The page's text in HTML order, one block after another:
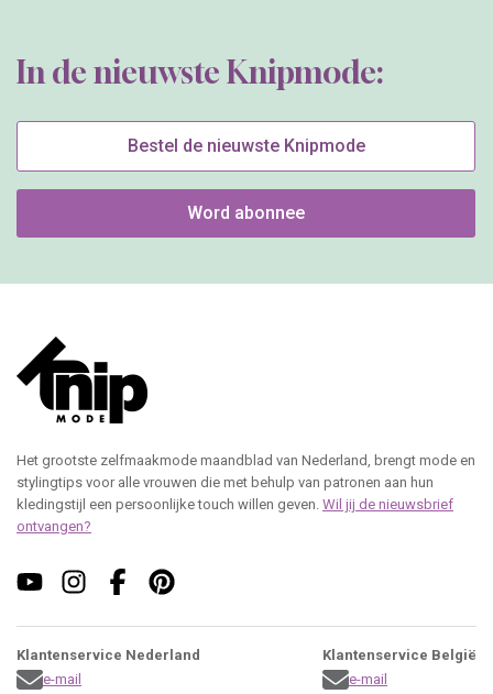
In de nieuwste Knipmode:
Bestel de nieuwste Knipmode
Word abonnee
Het grootste zelfmaakmode maandblad van Nederland, brengt mode en
stylingtips voor alle vrouwen die met behulp van patronen aan hun
kledingstijl een persoonlijke touch willen geven. Wil jij de nieuwsbrief
ontvangen?
Klantenservice Nederland
e-mail
Klantenservice België
e-mail